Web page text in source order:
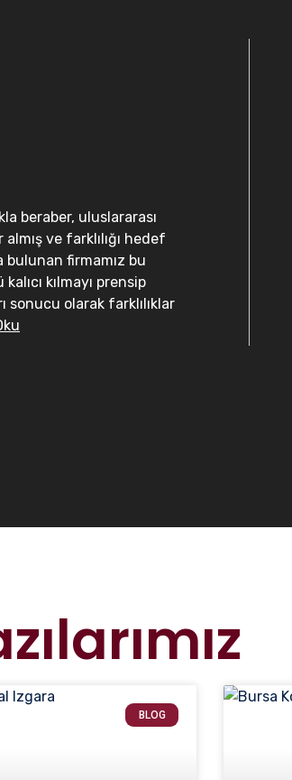
beraber, uluslararası
ve farklılığı hedef
firmamız bu
kılmayı prensip
sonucu olarak farklılıklar
BLOG